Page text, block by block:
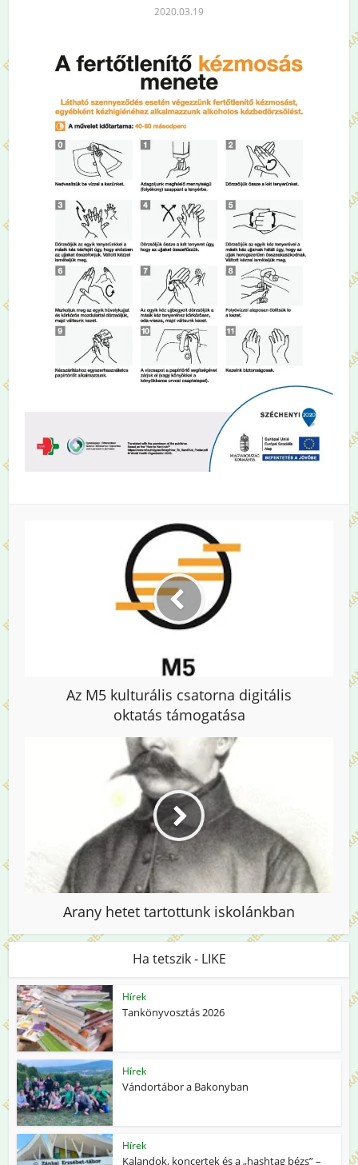
2020.03.19
Az M5 kulturális csatorna digitális
oktatás támogatása
Arany hetet tartottunk iskolánkban
Ha tetszik - LIKE
Hírek
Tankönyvosztás 2026
Hírek
Vándortábor a Bakonyban
Hírek
Kalandok, koncertek és a „hashtag bézs” –